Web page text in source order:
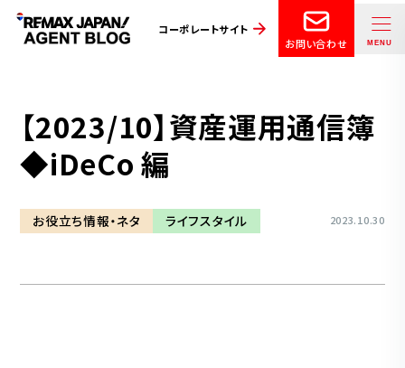
コーポレートサイト
お問い合わせ
【2023/10】資産運用通信簿
◆iDeCo 編
お役立ち情報・ネタ ライフスタイル 2023.10.30